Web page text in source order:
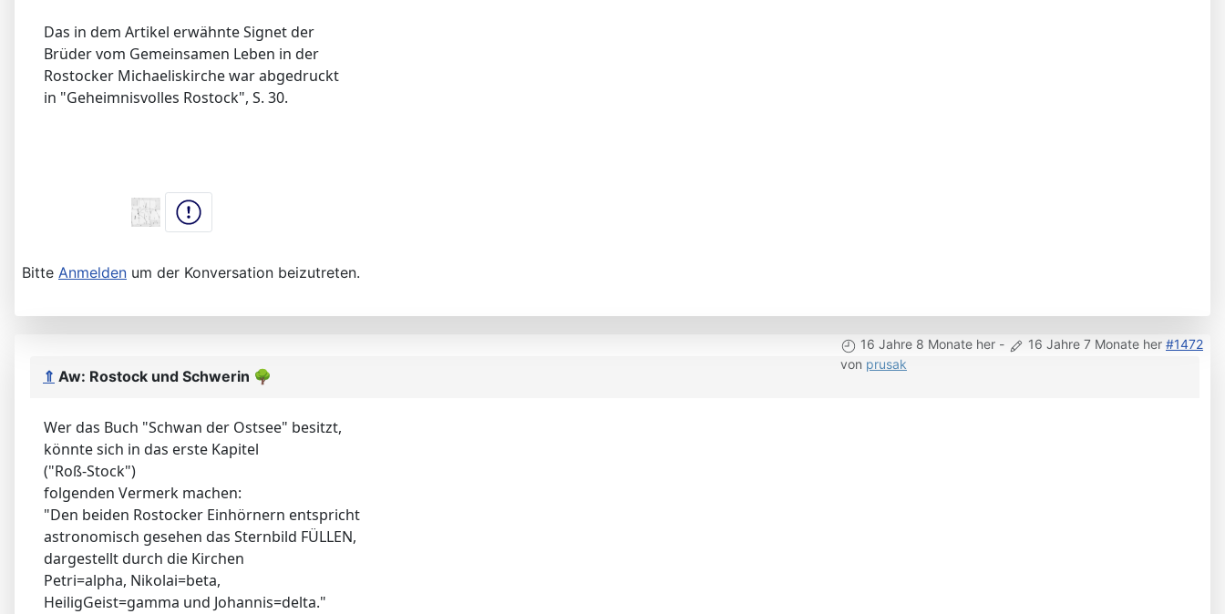
Das in dem Artikel erwähnte Signet der
Brüder vom Gemeinsamen Leben in der
Rostocker Michaeliskirche war abgedruckt
in "Geheimnisvolles Rostock", S. 30.
Bitte Anmelden um der Konversation beizutreten.
16 Jahre 8 Monate her - 16 Jahre 7 Monate her #1472
von prusak
⇑ Aw: Rostock und Schwerin 🌳
Wer das Buch "Schwan der Ostsee" besitzt,
könnte sich in das erste Kapitel
("Roß-Stock")
folgenden Vermerk machen:
"Den beiden Rostocker Einhörnern entspricht
astronomisch gesehen das Sternbild FÜLLEN,
dargestellt durch die Kirchen
Petri=alpha, Nikolai=beta,
HeiligGeist=gamma und Johannis=delta."